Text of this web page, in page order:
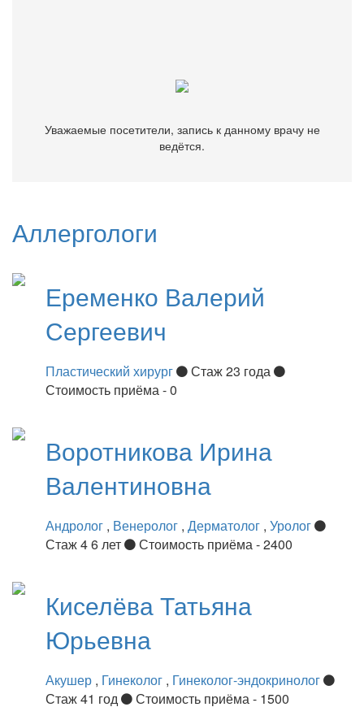
Уважаемые посетители, запись к данному врачу не
ведётся.
Аллергологи
Еременко Валерий
Сергеевич
Пластический хирург
Стаж 23 года
Стоимость приёма - 0
Воротникова Ирина
Валентиновна
Андролог , Венеролог , Дерматолог , Уролог
Стаж 4 6 лет
Стоимость приёма - 2400
КиселёваТатьяна
Юрьевна
Акушер , Гинеколог , Гинеколог-эндокринолог
Стаж 41 год
Стоимость приёма - 1500